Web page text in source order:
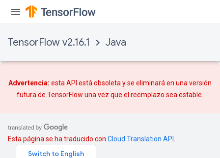
TensorFlow v2.16.1 Java
Advertencia: esta API está obsoleta y se eliminará en una versión
futura de TensorFlow una vez que el reemplazo sea estable.
Esta página se ha traducido con Cloud Translation API